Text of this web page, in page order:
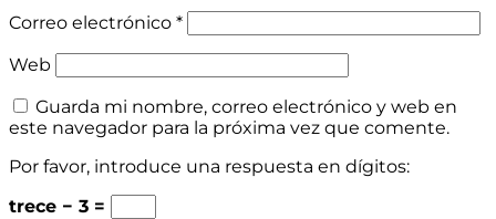
Correo electrónico *
Web
Guarda mi nombre, correo electrónico y web en
este navegador para la próxima vez que comente.
Por favor, introduce una respuesta en dígitos:
trece − 3 =